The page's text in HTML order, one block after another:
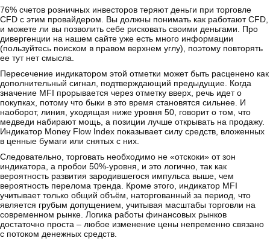
76% счетов розничных инвесторов теряют деньги при торговле
CFD с этим провайдером. Вы должны понимать как работают CFD,
и можете ли вы позволить себе рисковать своими деньгами. Про
дивергенции на нашем сайте уже есть много информации
(пользуйтесь поиском в правом верхнем углу), поэтому повторять
ее тут нет смысла.
Пересечение индикатором этой отметки может быть расценено как
дополнительный сигнал, подтверждающий предыдущие. Когда
значение MFI прорывается через отметку вверх, речь идет о
покупках, потому что быки в это время становятся сильнее. И
наоборот, линия, уходящая ниже уровня 50, говорит о том, что
медведи набирают мощь, а позиции лучше открывать на продажу.
Индикатор Money Flow Index показывает силу средств, вложенных
в ценные бумаги или снятых с них.
Следовательно, торговать необходимо не «отскоки» от зон
индикатора, а пробои 50%-уровня, и это логично, так как
вероятность развития зародившегося импульса выше, чем
вероятность перелома тренда. Кроме этого, индикатор MFI
учитывает только общий объём, наторгованный за период, что
является грубым допущением, учитывая масштабы торговли на
современном рынке. Логика работы финансовых рынков
достаточно проста – любое изменение цены непременно связано
с потоком денежных средств.